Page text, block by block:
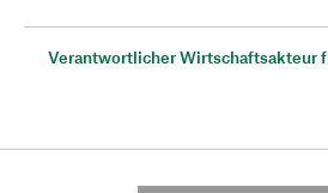
Verantwortlicher Wirtschaftsakteur